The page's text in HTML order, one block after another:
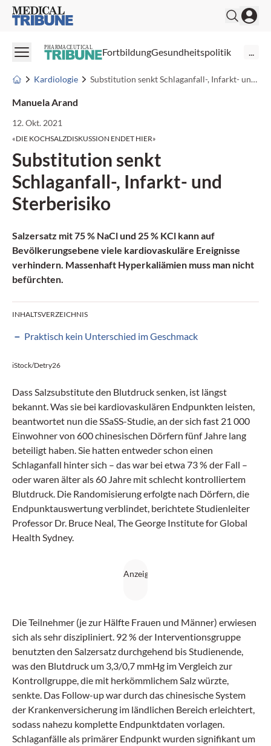
Medical Tribune
PHARMACEUTICAL FortbildungGesundheitspolitik ...
Kardiologie Substitution senkt Schlaganfall-, Infarkt- und Sterberisiko
Manuela Arand
12. Okt. 2021
«DIE KOCHSALZDISKUSSION ENDET HIER»
Substitution senkt
Schlaganfall-, Infarkt- und
Sterberisiko
Salzersatz mit 75 % NaCl und 25 % KCl kann auf
Bevölkerungsebene viele kardiovaskuläre Ereignisse
verhindern. Massenhaft Hyperkaliämien muss man nicht
befürchten.
INHALTSVERZEICHNIS
Praktisch kein Unterschied im Geschmack
iStock/Detry26
Dass Salzsubstitute den Blutdruck senken, ist längst
bekannt. Was sie bei kardiovaskulären Endpunkten leisten,
beantwortet nun die SSaSS-Studie, an der sich fast 21 000
Einwohner von 600 chinesischen Dörfern fünf Jahre lang
beteiligt haben. Sie hatten entweder schon einen
Schlaganfall hinter sich – das war bei etwa 73 % der Fall –
oder waren älter als 60 Jahre mit schlecht kontrolliertem
Blutdruck. Die Randomisierung erfolgte nach Dörfern, die
Endpunktauswertung verblindet, berichtete Studienleiter
Professor Dr. Bruce Neal, The George Institute for Global
Health Sydney.
Die Teilnehmer (je zur Hälfte Frauen und Männer) erwiesen
sich als sehr diszipliniert. 92 % der Interventionsgruppe
benutzten den Salzersatz durchgehend bis Studienende,
was den Blutdruck um 3,3/0,7 mmHg im Vergleich zur
Kontrollgruppe, die mit herkömmlichem Salz würzte,
senkte. Das Follow-up war durch das chinesische System
der Krankenversicherung im ländlichen Bereich erleichtert,
sodass nahezu komplette Endpunktdaten vorlagen.
Schlaganfälle als primärer Endpunkt wurden signifikant um